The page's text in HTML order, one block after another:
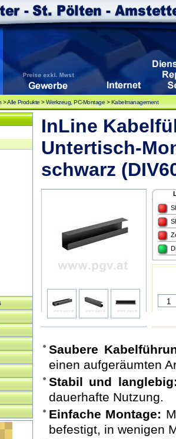
>Alle Produkte >Werkzeug, PC-Montage >Kabelmanagement
InLine
Untertisch-
schwarz
Saubere
einen aufgeräumten
Stabil und
dauerhafte Nutzung.
Einfache Montage:
befestigt, in wenigen